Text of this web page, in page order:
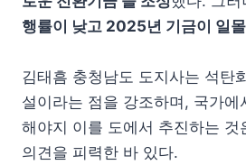
행률이 낮고 2025년 기금이 일
김태흠 충청남도 도지사는 석탄
설이라는 점을 강조하며, 국가에
해야지 이를 도에서 추진하는 것
의견을 피력한 바 있다.